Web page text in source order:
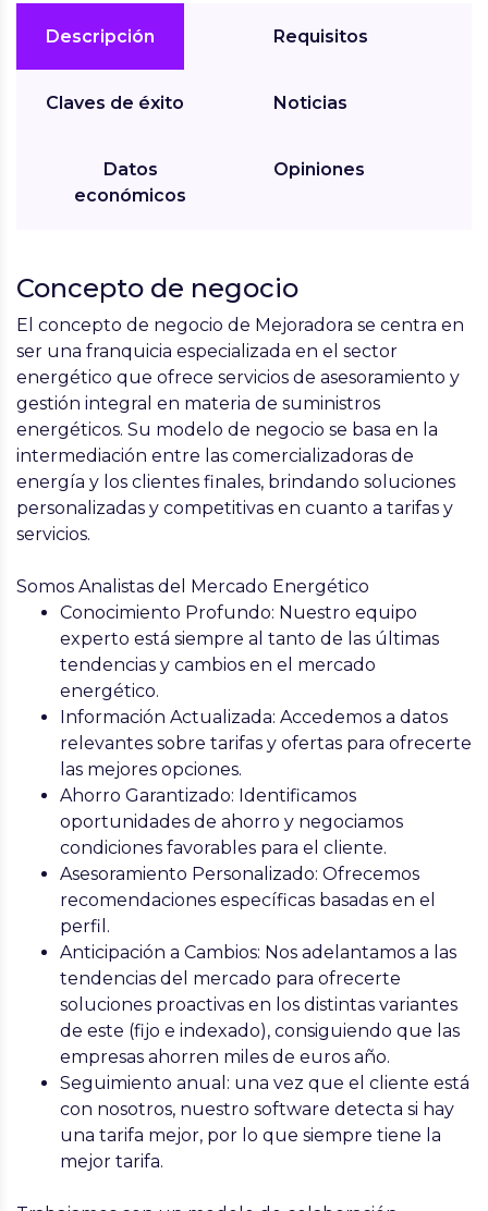
Descripción
Claves de éxito
Datos
económicos
Requisitos
Noticias
Opiniones
Concepto de negocio
El concepto de negocio de Mejoradora se centra en
ser una franquicia especializada en el sector
energético que ofrece servicios de asesoramiento y
gestión integral en materia de suministros
energéticos. Su modelo de negocio se basa en la
intermediación entre las comercializadoras de
energía y los clientes finales, brindando soluciones
personalizadas y competitivas en cuanto a tarifas y
servicios.
Somos Analistas del Mercado Energético
Conocimiento Profundo: Nuestro equipo
experto está siempre al tanto de las últimas
tendencias y cambios en el mercado
energético.
Información Actualizada: Accedemos a datos
relevantes sobre tarifas y ofertas para ofrecerte
las mejores opciones.
Ahorro Garantizado: Identificamos
oportunidades de ahorro y negociamos
condiciones favorables para el cliente.
Asesoramiento Personalizado: Ofrecemos
recomendaciones específicas basadas en el
perfil.
Anticipación a Cambios: Nos adelantamos a las
tendencias del mercado para ofrecerte
soluciones proactivas en los distintas variantes
de este (fijo e indexado), consiguiendo que las
empresas ahorren miles de euros año.
Seguimiento anual: una vez que el cliente está
con nosotros, nuestro software detecta si hay
una tarifa mejor, por lo que siempre tiene la
mejor tarifa.